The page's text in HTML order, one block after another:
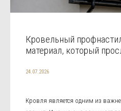
Кровельный
материал, который
24.07.2026
Кровля является одним из